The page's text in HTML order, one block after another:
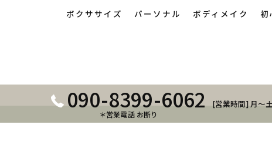
090-8399-6062
＊営業電話 お断り
[営業時間] 月～
ボクササイズ
パーソナル ボディメイク 初